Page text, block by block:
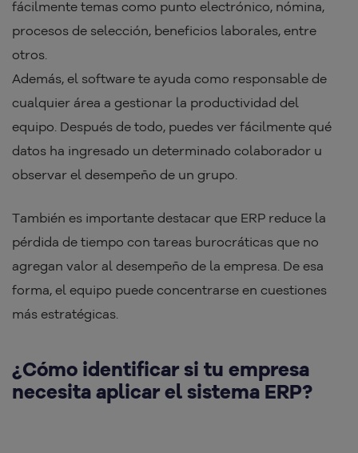
fácilmente temas como punto electrónico, nómina,
procesos de selección, beneficios laborales, entre
otros.
Además, el software te ayuda como responsable de
cualquier área a gestionar la productividad del
equipo. Después de todo, puedes ver fácilmente qué
datos ha ingresado un determinado colaborador u
observar el desempeño de un grupo.
También es importante destacar que ERP reduce la
pérdida de tiempo con tareas burocráticas que no
agregan valor al desempeño de la empresa. De esa
forma, el equipo puede concentrarse en cuestiones
más estratégicas.
¿Cómo identificar si tu empresa
necesita aplicar el sistema ERP?